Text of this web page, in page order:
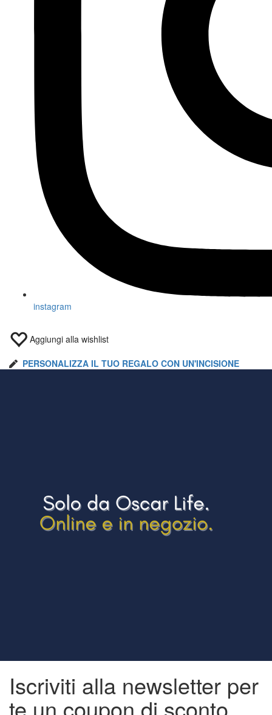
instagram
Aggiungi alla wishlist
PERSONALIZZA IL TUO REGALO CON UN'INCISIONE
Iscriviti alla newsletter per